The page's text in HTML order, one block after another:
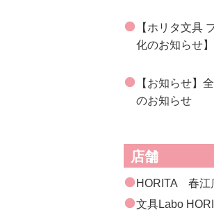
【ホリタ文具
化のお知らせ】
【お知らせ】
のお知らせ
店舗
HORITA 春江
文具Labo